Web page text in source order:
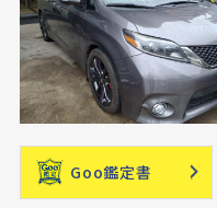
Goo鑑定書